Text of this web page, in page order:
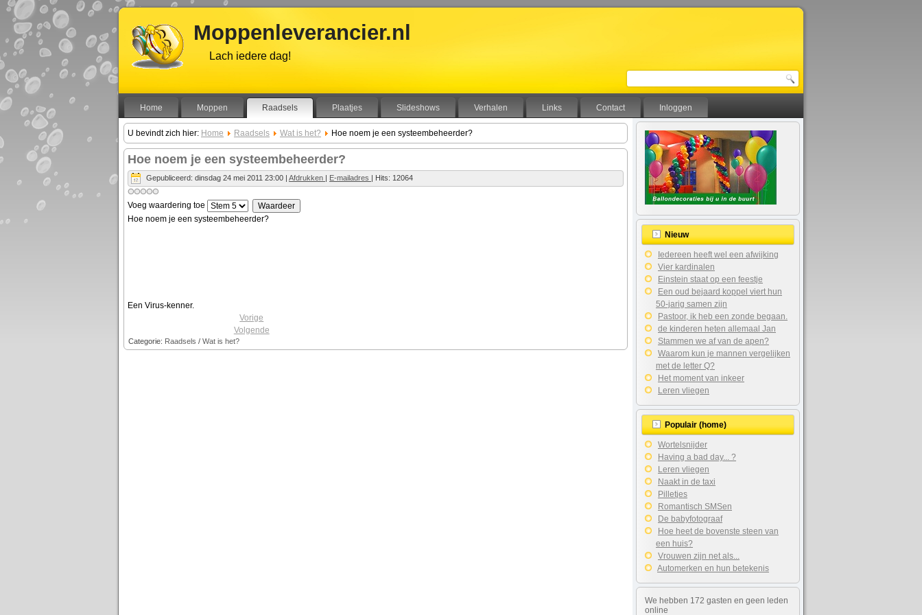
Moppenleverancier.nl
Lach iedere dag!
Home Moppen Raadsels Plaatjes Slideshows Verhalen Links Contact Inloggen
U bevindt zich hier: Home Raadsels Wat is het? Hoe noem je een systeembeheerder?
Hoe noem je een systeembeheerder?
Gepubliceerd: dinsdag 24 mei 2011 23:00 | Afdrukken | E-mailadres | Hits: 12064
Voeg waardering toe
Hoe noem je een systeembeheerder?
Een Virus-kenner.
Vorige
Volgende
Categorie: Raadsels / Wat is het?
Nieuw
Iedereen heeft wel een afwijking
Vier kardinalen
Einstein staat op een feestje
Een oud bejaard koppel viert hun
50-jarig samen zijn
Pastoor, ik heb een zonde begaan.
de kinderen heten allemaal Jan
Stammen we af van de apen?
Waarom kun je mannen vergelijken
met de letter Q?
Het moment van inkeer
Leren vliegen
Populair (home)
Wortelsnijder
Having a bad day... ?
Leren vliegen
Naakt in de taxi
Pilletjes
Romantisch SMSen
De babyfotograaf
Hoe heet de bovenste steen van
een huis?
Vrouwen zijn net als...
Automerken en hun betekenis
We hebben 172 gasten en geen leden
online